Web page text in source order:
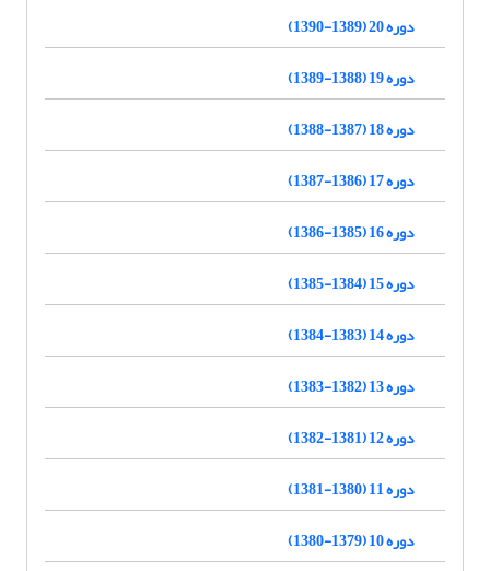
دوره 20 (1389-1390)
دوره 19 (1388-1389)
دوره 18 (1387-1388)
دوره 17 (1386-1387)
دوره 16 (1385-1386)
دوره 15 (1384-1385)
دوره 14 (1383-1384)
دوره 13 (1382-1383)
دوره 12 (1381-1382)
دوره 11 (1380-1381)
دوره 10 (1379-1380)